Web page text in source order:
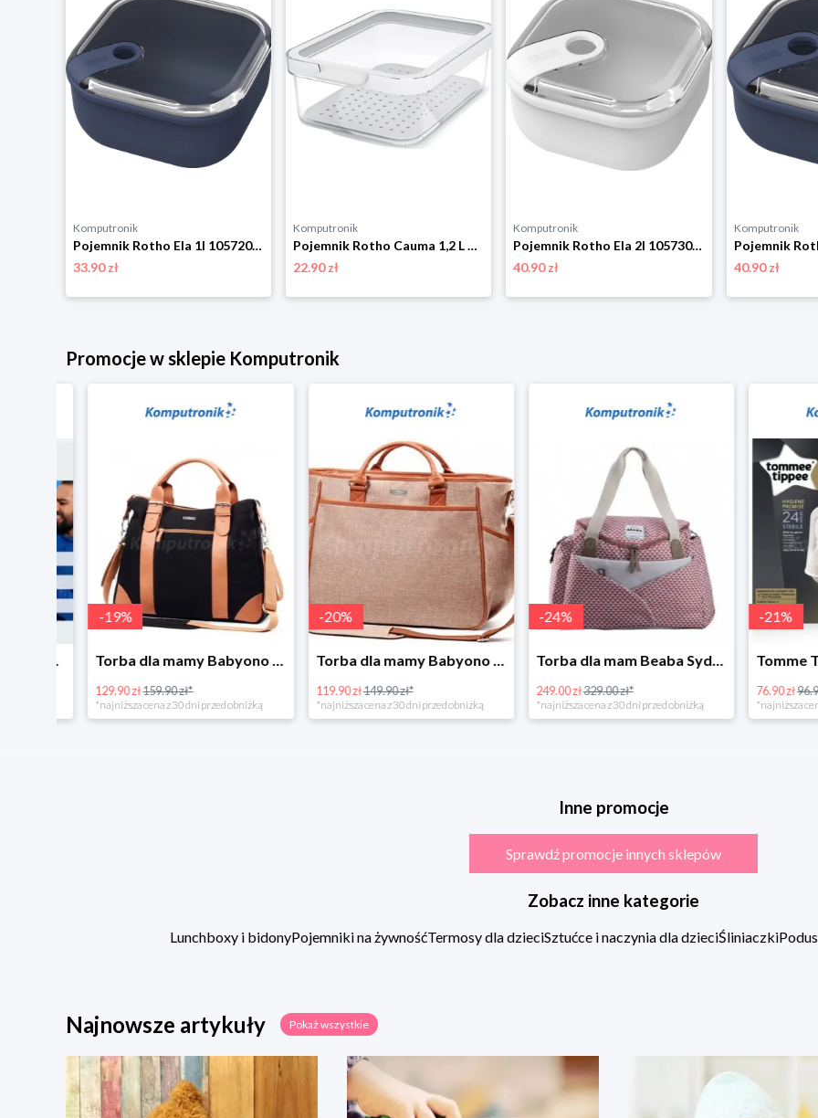
Komputronik
Pojemnik Rotho Ela 1l 1057206250 granatowy
33.90 zł
Komputronik
Pojemnik Rotho Cauma 1,2 L biały
22.90 zł
Komputronik
Pojemnik Rotho Ela 2l 1057301023 biały
40.90 zł
Komputronik
40.90 zł
Promocje w sklepie Komputronik
%
Torba dla mamy Babyono 1505/01 Comfort Icoinic 5/5
129.90 zł159.90 zł*
*najniższa cena z 30 dni przed obniżką
%
Torba dla mamy Babyono 1507/01 Comfort Chic w super cenie
119.90 zł149.90 zł*
*najniższa cena z 30 dni przed obniżką
%
Torba dla mam Beaba Sydney Play Print marsala
249.00 zł329.00 zł*
*najniższa cena z 30 dni przed obniżką
%
76.90 zł96.90 zł*
*najniższa cena z
Inne promocje
Sprawdź promocje innych sklepów
Zobacz inne kategorie
Lunchboxy i bidonyPojemniki na żywnośćTermosy dla dzieciSztućce i naczynia dla dzieciŚliniaczki
Najnowsze artykuły Pokaż wszystkie